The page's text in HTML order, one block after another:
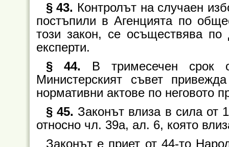
§ 43. Контролът на случаен
постъпили в Агенцията по
този закон, се осъществява
експерти.
§ 44. В тримесечен срок
Министерският съвет
нормативни актове по неговото
§ 45. Законът влиза в сила от
относно чл. 39а, ал. 6, която
Законът е приет от 44-то